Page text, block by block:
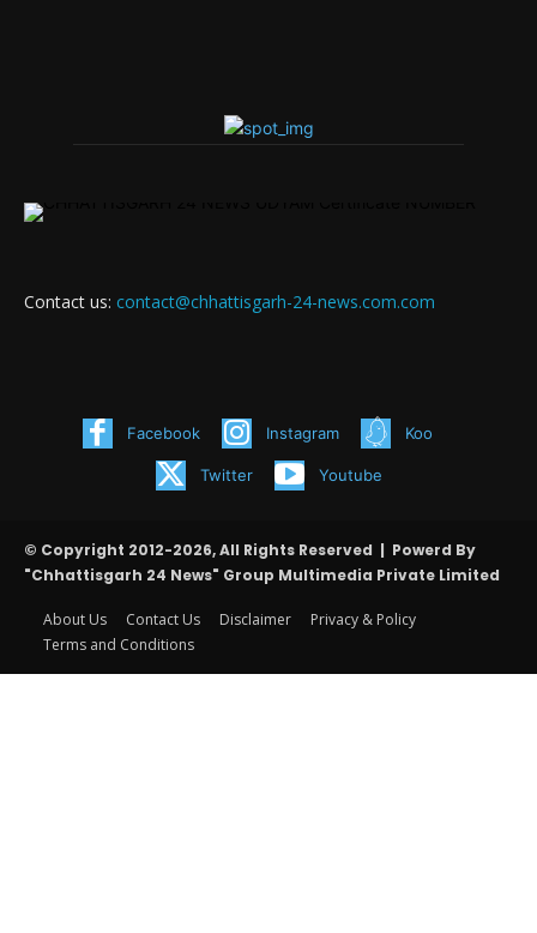
Contact us: contact@chhattisgarh-24-news.com.com
Facebook Instagram Koo
Twitter Youtube
© Copyright 2012-2026, All Rights Reserved | Powerd By
"Chhattisgarh 24 News" Group Multimedia Private Limited
About Us Contact Us Disclaimer
Privacy & Policy
Terms and Conditions